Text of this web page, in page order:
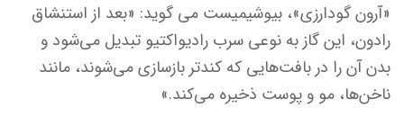
«آرون گودارزی»، بیوشیمیست می گوید: «بعد از استنشاق
رادون، این گاز به نوعی سرب رادیواکتیو تبدیل می‌شود و
بدن آن را در بافت‌هایی که کندتر بازسازی می‌شوند، مانند
ناخن‌ها، مو و پوست ذخیره می‌کند.»